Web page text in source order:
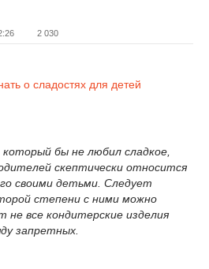
2 030
бы не любил сладкое,
скептически относится
своими детьми. Следует
степени с ними можно
не все кондитерские изделия
запретных.